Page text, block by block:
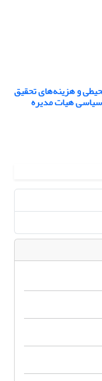
و هزینه‌های تحقیق
سیاسی هیات مدیره